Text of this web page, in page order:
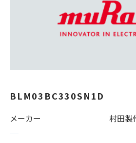
BLM03BC330SN1D
メーカー 村田製